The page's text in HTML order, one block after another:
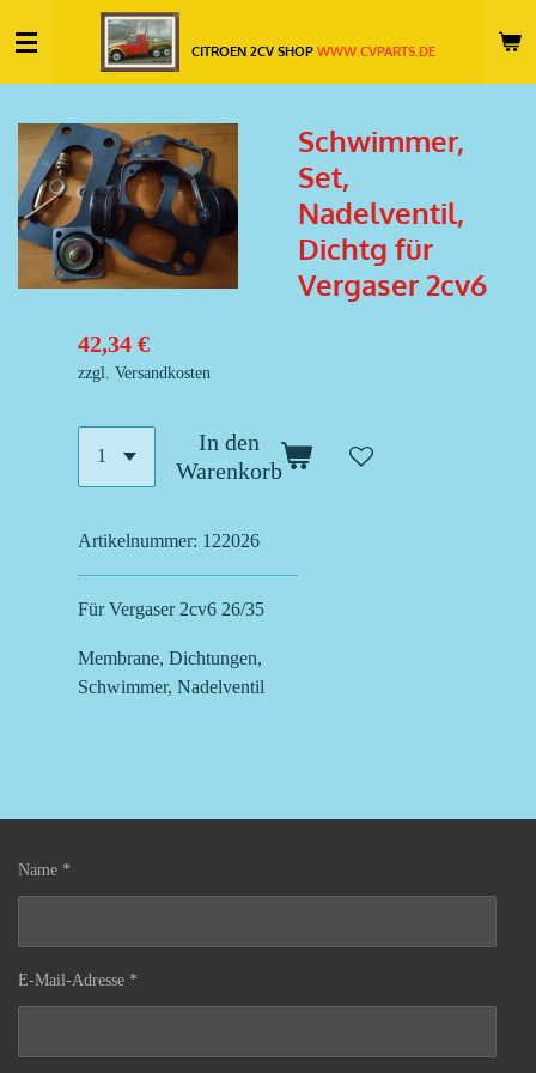
Hauptinhalt
springen
CITROEN 2CV SHOPWWW.CVPARTS.DE
Schwimmer,
Set,
Nadelventil,
Dichtg für
Vergaser 2cv6
42,34 €
zzgl. Versandkosten
In den
Warenkorb
Artikelnummer: 122026
Für Vergaser 2cv6 26/35
Membrane, Dichtungen,
Schwimmer, Nadelventil
Name *
E-Mail-Adresse *